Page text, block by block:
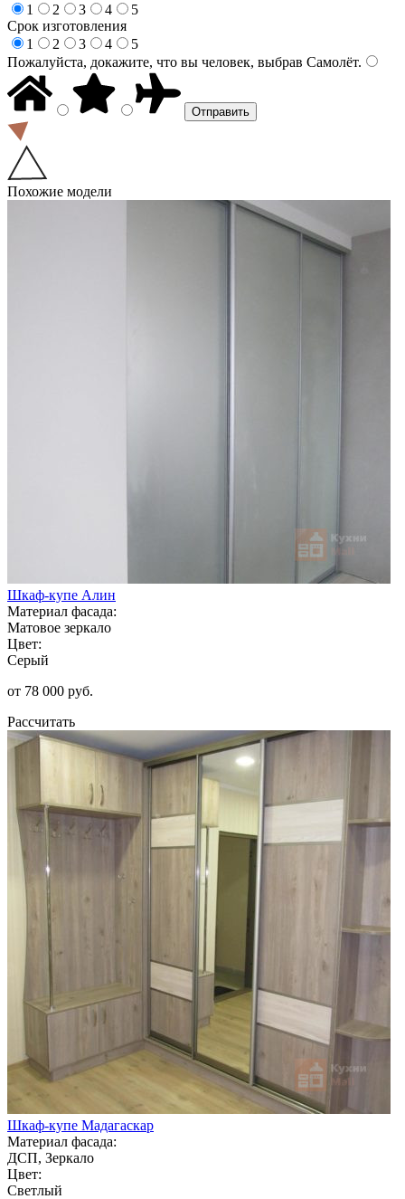
1
2 3 4
5
Срок изготовления
1
2 3 4
5
Пожалуйста, докажите, что вы человек, выбрав Самолёт.
Похожие модели
Шкаф-купе Алин
Материал фасада:
Матовое зеркало
Цвет:
Серый
от 78 000 руб.
Рассчитать
Шкаф-купе Мадагаскар
Материал фасада:
ДСП, Зеркало
Цвет:
Светлый